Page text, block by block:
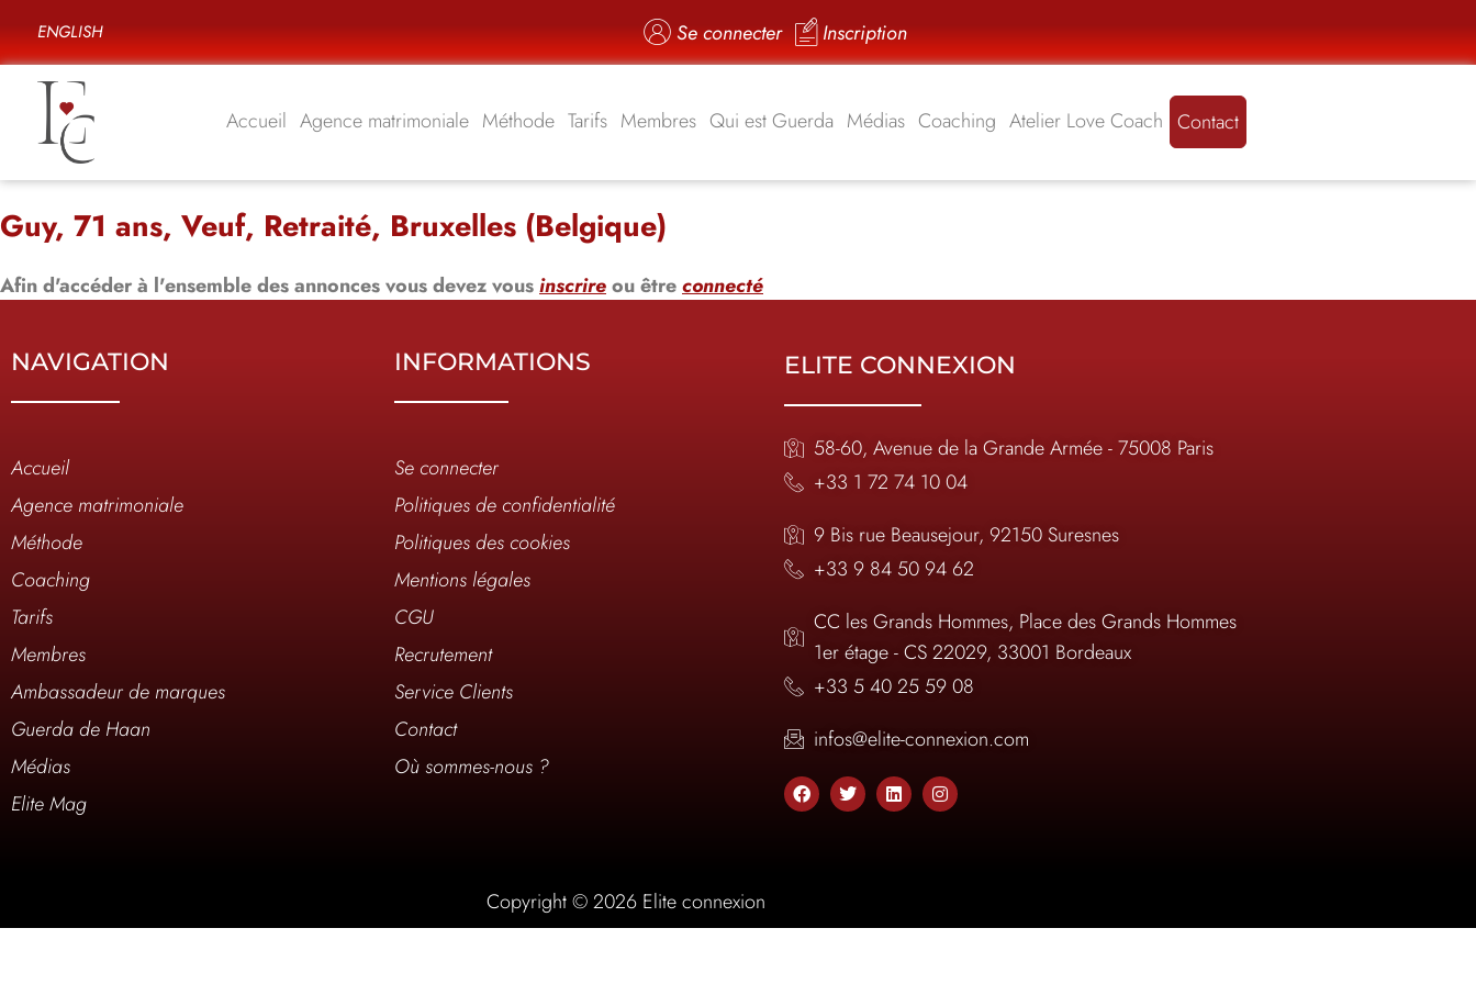
ENGLISH Se connecter Inscription
Accueil Agence matrimoniale Méthode Tarifs Membres Qui est Guerda Médias Coaching Atelier Love Coach Contact
Guy, 71 ans, Veuf, Retraité, Bruxelles (Belgique)
Afin d'accéder à l'ensemble des annonces vous devez vousinscrireou êtreconnecté
NAVIGATION
Accueil
Agence matrimoniale
Méthode
Coaching
Tarifs
Membres
Ambassadeur de marques
Guerda de Haan
Médias
Elite Mag
INFORMATIONS
Se connecter
Politiques de confidentialité
Politiques des cookies
Mentions légales
CGU
Recrutement
Service Clients
Contact
Où sommes-nous ?
ELITE CONNEXION
58-60, Avenue de la Grande Armée - 75008 Paris
+33 1 72 74 10 04
9 Bis rue Beausejour, 92150 Suresnes
+33 9 84 50 94 62
CC les Grands Hommes, Place des Grands Hommes
1er étage - CS 22029, 33001 Bordeaux
+33 5 40 25 59 08
infos@elite-connexion.com
Copyright © 2026 Elite connexion